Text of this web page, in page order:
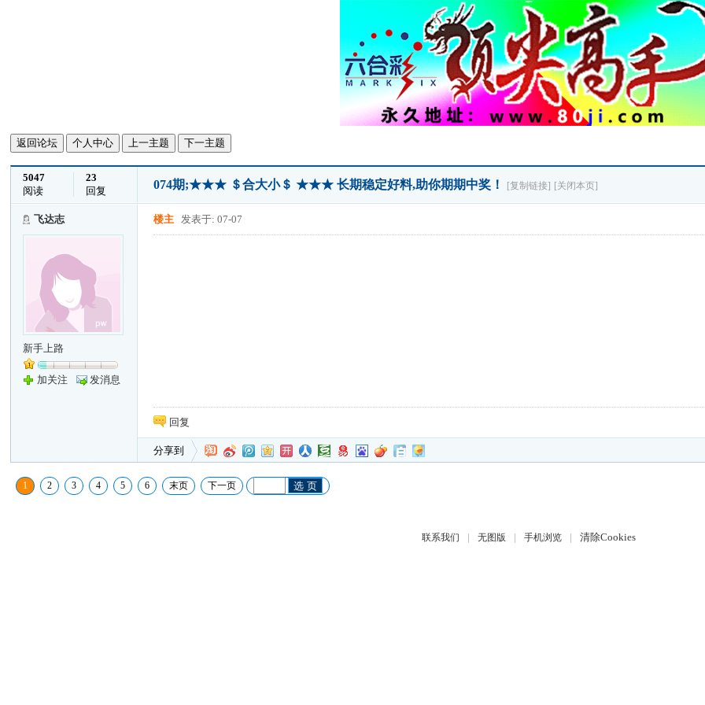
返回论坛 个人中心 上一主题 下一主题
5047
阅读
23
回复
074期;★★★ ＄合大小＄ ★★★ 长期稳定好料,助你期期中奖！ [复制链接] [关闭本页]
飞达志
新手上路
加关注 发消息
楼主 发表于: 07-07
回复
分享到
1 2 3 4 5 6 末页 下一页 选 页
联系我们 | 无图版 | 手机浏览 | 清除Cookies